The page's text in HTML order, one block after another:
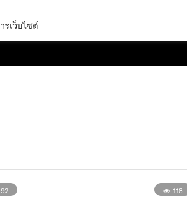
92 118
รเว็บไซต์